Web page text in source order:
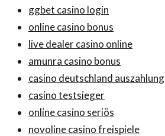
ggbet casino login
online casino bonus
live dealer casino online
amunra casino bonus
casino deutschland auszahlung
casino testsieger
online casino seriös
novoline casino freispiele